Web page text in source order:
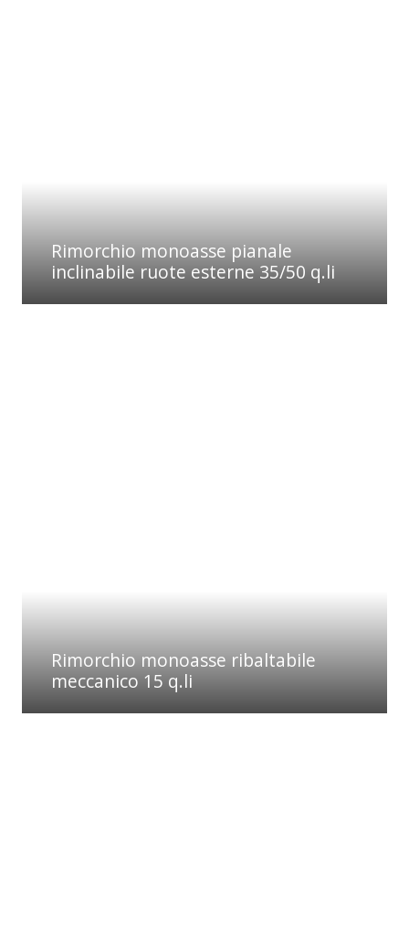
Rimorchio monoasse pianale
inclinabile ruote esterne 35/50 q.li
Rimorchio monoasse ribaltabile
meccanico 15 q.li